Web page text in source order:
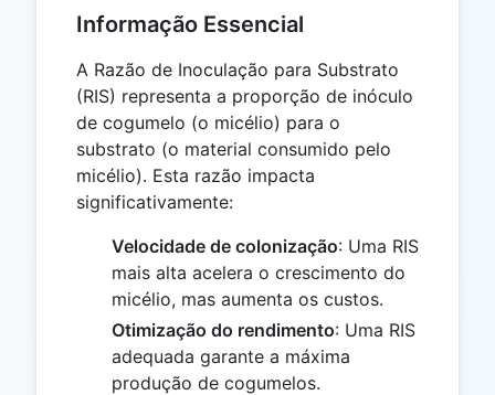
Informação Essencial
A Razão de Inoculação para Substrato
(RIS) representa a proporção de inóculo
de cogumelo (o micélio) para o
substrato (o material consumido pelo
micélio). Esta razão impacta
significativamente:
Velocidade de colonização: Uma RIS
mais alta acelera o crescimento do
micélio, mas aumenta os custos.
Otimização do rendimento: Uma RIS
adequada garante a máxima
produção de cogumelos.